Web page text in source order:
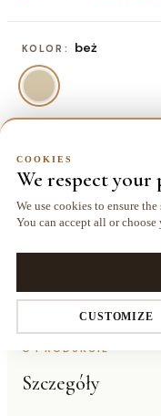
KOLOR: beż
80x80 cm
141,70 zł
O PRODUKCIE
Szczegóły
COOKIES
We respect your
We use cookies to ensure
You can accept all or
CUSTOMIZE
the store and cart. The